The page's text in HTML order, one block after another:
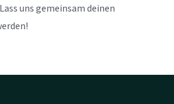
uns gemeinsam deinen